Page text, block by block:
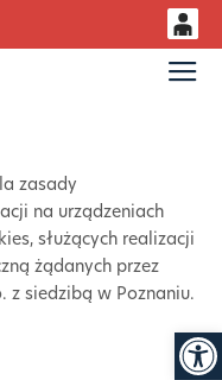
zasady
na urządzeniach
służących realizacji
żądanych przez
z siedzibą w Poznaniu.